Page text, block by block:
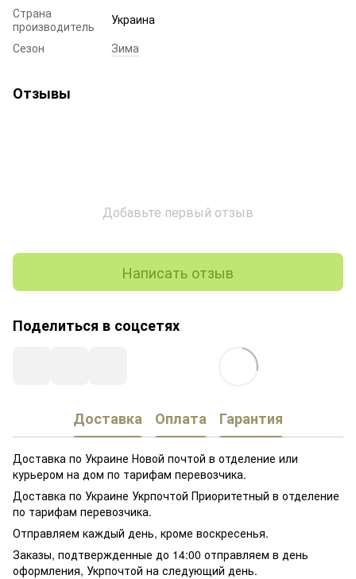
Страна
производитель
Украина
Сезон
Зима
Отзывы
Добавьте первый отзыв
Написать отзыв
Поделиться в соцсетях
Доставка Оплата Гарантия
Доставка по Украине Новой почтой в отделение или
курьером на дом по тарифам перевозчика.
Доставка по Украине Укрпочтой Приоритетный в отделение
по тарифам перевозчика.
Отправляем каждый день, кроме воскресенья.
Заказы, подтвержденные до 14:00 отправляем в день
оформления, Укрпочтой на следующий день.